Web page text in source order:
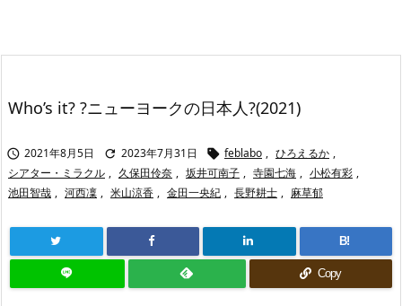
Who’s it? ?ニューヨークの日本人?(2021)
 2021年8月5日  2023年7月31日  feblabo , ひろえるか ,
シアター・ミラクル , 久保田伶奈 , 坂井可南子 , 寺園七海 , 小松有彩 ,
池田智哉 , 河西凜 , 米山涼香 , 金田一央紀 , 長野耕士 , 麻草郁
B!
Copy